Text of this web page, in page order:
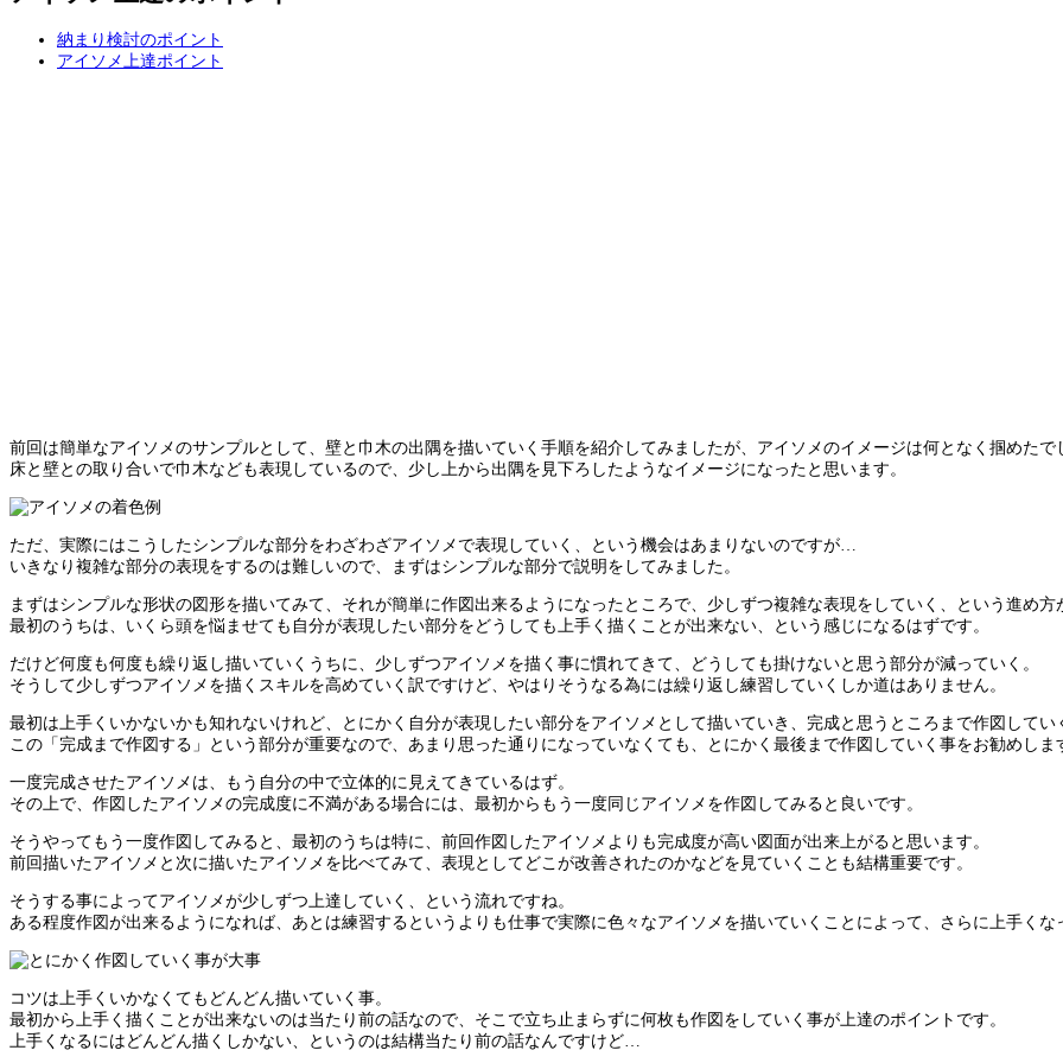
納まり検討のポイント
アイソメ上達ポイント
前回は簡単なアイソメのサンプルとして、壁と巾木の出隅を描いていく手順を紹介してみましたが、アイソメのイメージは何となく掴めたで
床と壁との取り合いで巾木なども表現しているので、少し上から出隅を見下ろしたようなイメージになったと思います。
ただ、実際にはこうしたシンプルな部分をわざわざアイソメで表現していく、という機会はあまりないのですが…
いきなり複雑な部分の表現をするのは難しいので、まずはシンプルな部分で説明をしてみました。
まずはシンプルな形状の図形を描いてみて、それが簡単に作図出来るようになったところで、少しずつ複雑な表現をしていく、という進め方
最初のうちは、いくら頭を悩ませても自分が表現したい部分をどうしても上手く描くことが出来ない、という感じになるはずです。
だけど何度も何度も繰り返し描いていくうちに、少しずつアイソメを描く事に慣れてきて、どうしても掛けないと思う部分が減っていく。
そうして少しずつアイソメを描くスキルを高めていく訳ですけど、やはりそうなる為には繰り返し練習していくしか道はありません。
最初は上手くいかないかも知れないけれど、とにかく自分が表現したい部分をアイソメとして描いていき、完成と思うところまで作図してい
この「完成まで作図する」という部分が重要なので、あまり思った通りになっていなくても、とにかく最後まで作図していく事をお勧めしま
一度完成させたアイソメは、もう自分の中で立体的に見えてきているはず。
その上で、作図したアイソメの完成度に不満がある場合には、最初からもう一度同じアイソメを作図してみると良いです。
そうやってもう一度作図してみると、最初のうちは特に、前回作図したアイソメよりも完成度が高い図面が出来上がると思います。
前回描いたアイソメと次に描いたアイソメを比べてみて、表現としてどこが改善されたのかなどを見ていくことも結構重要です。
そうする事によってアイソメが少しずつ上達していく、という流れですね。
ある程度作図が出来るようになれば、あとは練習するというよりも仕事で実際に色々なアイソメを描いていくことによって、さらに上手くな
コツは上手くいかなくてもどんどん描いていく事。
最初から上手く描くことが出来ないのは当たり前の話なので、そこで立ち止まらずに何枚も作図をしていく事が上達のポイントです。
上手くなるにはどんどん描くしかない、というのは結構当たり前の話なんですけど…